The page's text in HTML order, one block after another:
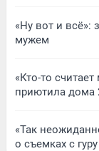
«Ну вот и всё»:
мужем
«Кто-то
приютила дома
«Так
о съемках с